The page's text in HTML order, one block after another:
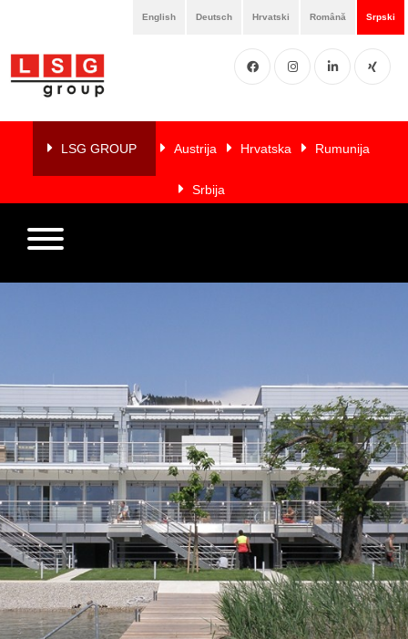
Home
O
nama
Usluge
Karijera
Kontakt
Investitora
English Deutsch Hrvatski Română Srpski
FacebookInstgramLinkedINXING
LSG GROUP Austrija Hrvatska Rumunija
Srbija